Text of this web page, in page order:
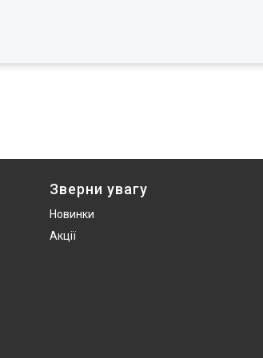
Зверни увагу
Новинки
Акції